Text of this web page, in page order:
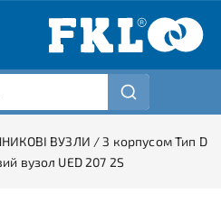
ВУЗЛИ / З корпусом Тип D
вузол UED 207 2S